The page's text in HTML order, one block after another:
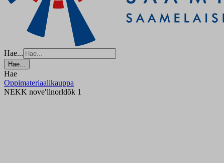
Hae...
Hae...
Hae
Oppimateriaalikauppa
NEKK noveʹllnorldõk 1